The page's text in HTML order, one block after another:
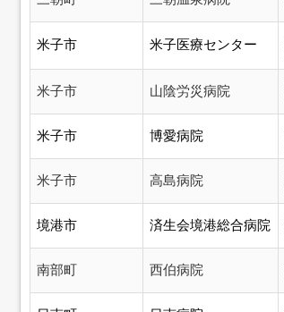
米子市 米子医療センター
米子市 山陰労災病院
米子市 博愛病院
米子市 高島病院
境港市 済生会境港総合病院
南部町 西伯病院